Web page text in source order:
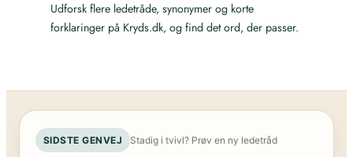
Udforsk flere ledetråde, synonymer og korte
forklaringer på Kryds.dk, og find det ord, der passer.
SIDSTE GENVEJ Stadig i tvivl? Prøv en ny ledetråd